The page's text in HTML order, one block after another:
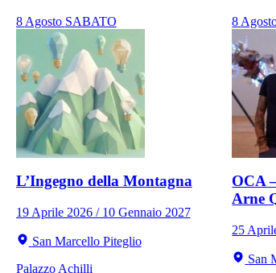
8 Agosto SABATO
L’Ingegno della Montagna
19 Aprile 2026 / 10 Gennaio 2027
San Marcello Piteglio
Palazzo Achilli
8
OCA
Arne
25
San